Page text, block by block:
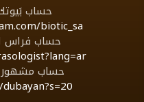
حساب
biotic_sa/
حساب فراس
حساب مشهور